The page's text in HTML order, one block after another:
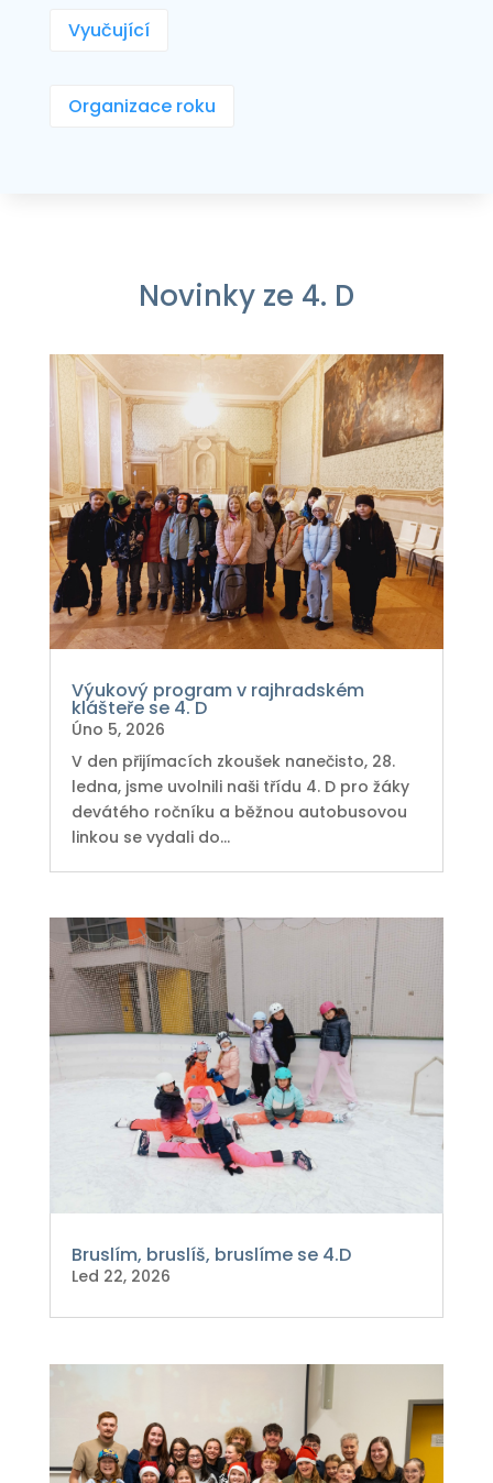
Vyučující
Organizace roku
Novinky ze 4. D
Výukový program v rajhradském
klášteře se 4. D
Úno 5, 2026
V den přijímacích zkoušek nanečisto, 28.
ledna, jsme uvolnili naši třídu 4. D pro žáky
devátého ročníku a běžnou autobusovou
linkou se vydali do...
Bruslím, bruslíš, bruslíme se 4.D
Led 22, 2026